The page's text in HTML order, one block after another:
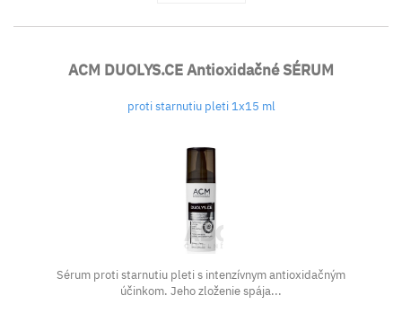
ACM DUOLYS.CE Antioxidačné SÉRUM
proti starnutiu pleti 1x15 ml
Sérum proti starnutiu pleti s intenzívnym antioxidačným
účinkom. Jeho zloženie spája...